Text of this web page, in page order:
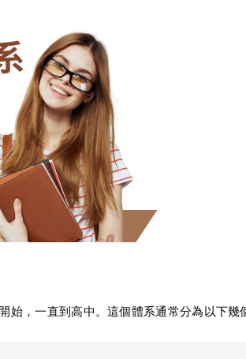
，一直到高中。這個體系通常分為以下幾